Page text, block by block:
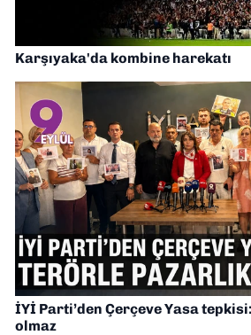
Karşıyaka'da kombine harekatı
İYİ Parti’den Çerçeve Yasa
olmaz